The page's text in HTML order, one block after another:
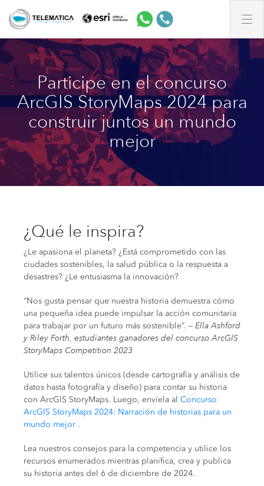
Participe en el concurso
ArcGIS StoryMaps 2024 para
construir juntos un mundo
mejor
¿Qué le inspira?
¿Le apasiona el planeta? ¿Está comprometido con las
ciudades sostenibles, la salud pública o la respuesta a
desastres? ¿Le entusiasma la innovación?
“Nos gusta pensar que nuestra historia demuestra cómo
una pequeña idea puede impulsar la acción comunitaria
para trabajar por un futuro más sostenible”. — Ella Ashford
y Riley Forth, estudiantes ganadores del concurso ArcGIS
StoryMaps Competition 2023
Utilice sus talentos únicos (desde cartografía y análisis de
datos hasta fotografía y diseño) para contar su historia
con ArcGIS StoryMaps. Luego, envíela al Concurso
ArcGIS StoryMaps 2024: Narración de historias para un
mundo mejor .
Lea nuestros consejos para la competencia y utilice los
recursos enumerados mientras planifica, crea y publica
su historia antes del 6 de diciembre de 2024.